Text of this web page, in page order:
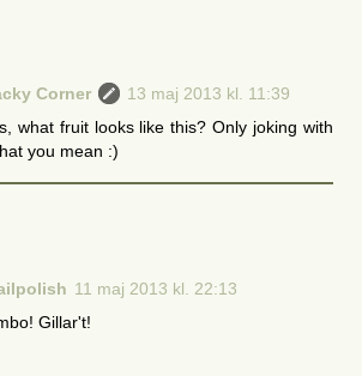
Corner
13 maj 2013 kl. 11:39
what fruit looks like this? Only joking with
you mean :)
11 maj 2013 kl. 22:13
Gillar't!